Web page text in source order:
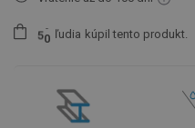
50 ľudia kúpil tento produkt.